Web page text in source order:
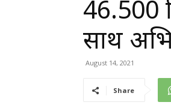
46.500
साथ
August 14, 2021
Share